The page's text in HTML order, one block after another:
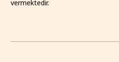
vermektedir.